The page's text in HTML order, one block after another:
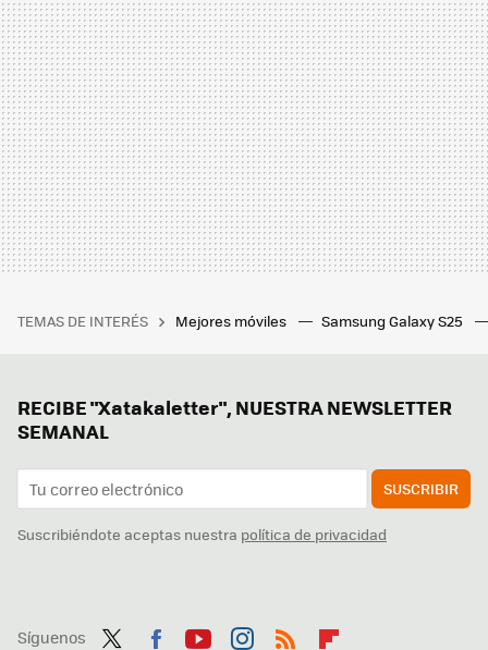
TEMAS DE INTERÉS Mejores móviles Samsung Galaxy S25
RECIBE "Xatakaletter", NUESTRA NEWSLETTER
SEMANAL
SUSCRIBIR
Suscribiéndote aceptas nuestra política de privacidad
Síguenos